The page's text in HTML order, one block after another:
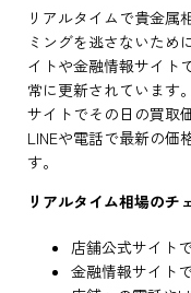
リアルタイムで貴金属
ミングを逃さないため
イトや金融情報サイト
常に更新されています
サイトでその日の買取
LINEや電話で最新の価
す。
リアルタイム相場のチ
店舗公式サイト
金融情報サイト